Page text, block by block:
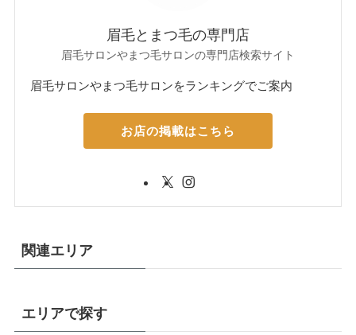
眉毛とまつ毛の専門店
眉毛サロンやまつ毛サロンの専門店検索サイト
眉毛サロンやまつ毛サロンをランキングでご案内
お店の掲載はこちら
関連エリア
エリアで探す